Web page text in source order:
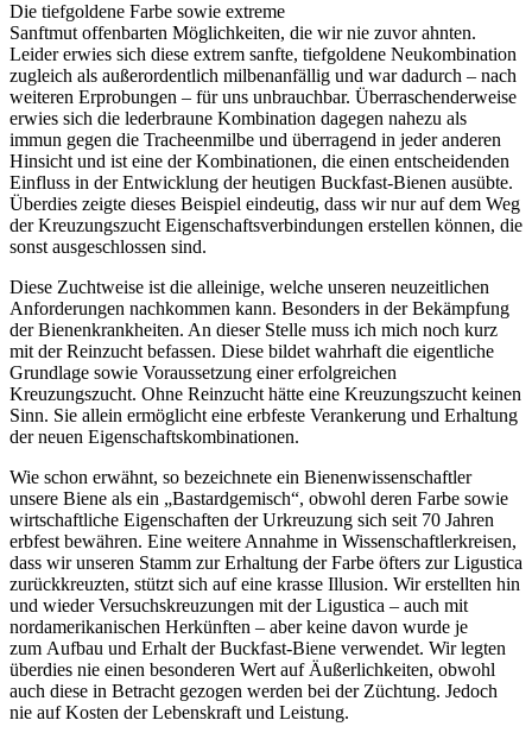
Die tiefgoldene Farbe sowie extreme
Sanftmut offenbarten Möglichkeiten, die wir nie zuvor ahnten.
Leider erwies sich diese extrem sanfte, tiefgoldene Neukombination
zugleich als außerordentlich milbenanfällig und war dadurch – nach
weiteren Erprobungen – für uns unbrauchbar. Überraschenderweise
erwies sich die lederbraune Kombination dagegen nahezu als
immun gegen die Tracheenmilbe und überragend in jederanderen
Hinsicht und ist eine der Kombinationen, die einen entscheidenden
Einfluss in der Entwicklung der heutigen Buckfast-Bienen ausübte.
Überdies zeigte dieses Beispiel eindeutig, dass wir nur auf dem Weg
der Kreuzungszucht Eigenschaftsverbindungen erstellen können, die
sonstausgeschlossen sind.
Diese Zuchtweise ist die alleinige, welche unseren neuzeitlichen
Anforderungen nachkommen kann. Besonders in der Bekämpfung
derBienenkrankheiten. An dieser Stelle muss ich mich noch kurz
mit der Reinzucht befassen. Diese bildet wahrhaft die eigentliche
Grundlage sowie Voraussetzung einererfolgreichen
Kreuzungszucht. Ohne Reinzucht hätte eine Kreuzungszucht keinen
Sinn. Sie allein ermöglicht eine erbfeste Verankerung und Erhaltung
der neuen Eigenschaftskombinationen.
Wie schon erwähnt, so bezeichnete ein Bienenwissenschaftler
unsere Biene als ein „Bastardgemisch“, obwohl deren Farbe sowie
wirtschaftliche Eigenschaften der Urkreuzung sich seit 70 Jahren
erbfest bewähren. Eine weitere Annahme in Wissenschaftlerkreisen,
dass wir unseren Stamm zur Erhaltung der Farbe öfters zur Ligustica
zurückkreuzten, stützt sich auf eine krasse Illusion. Wir erstellten hin
und wieder Versuchskreuzungen mit der Ligustica – auch mit
nordamerikanischen Herkünften – aber keine davon wurde je
zum Aufbau und Erhalt der Buckfast-Biene verwendet. Wir legten
überdies nie einen besonderen Wert auf Äußerlichkeiten, obwohl
auch diese in Betracht gezogen werden bei der Züchtung. Jedoch
nie auf Kosten der Lebenskraftund Leistung.